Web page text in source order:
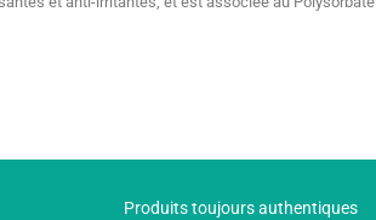
Produits toujours authentiques